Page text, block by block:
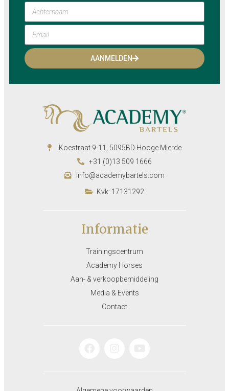
AANMELDEN
Koestraat 9-11, 5095BD Hooge Mierde
+31 (0)13 509 1666
info@academybartels.com
Kvk: 17131292
Informatie
Trainingscentrum
Academy Horses
Aan- & verkoopbemiddeling
Media & Events
Contact